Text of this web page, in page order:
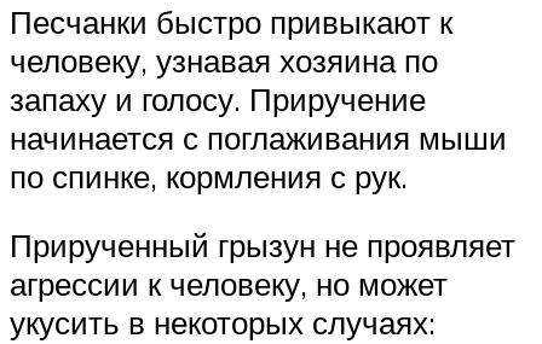
Песчанки быстро привыкают к
человеку, узнавая хозяина по
запаху и голосу. Приручение
начинается с поглаживания мыши
по спинке, кормления с рук.
Прирученный грызун не проявляет
агрессии к человеку, но может
укусить в некоторых случаях: